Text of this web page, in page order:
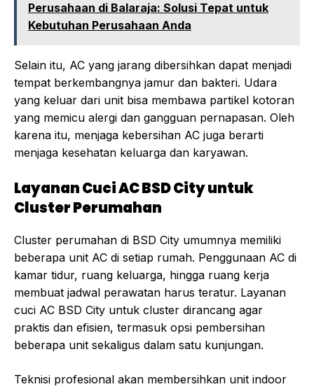
Perusahaan di Balaraja: Solusi Tepat untuk
Kebutuhan Perusahaan Anda
Selain itu, AC yang jarang dibersihkan dapat menjadi
tempat berkembangnya jamur dan bakteri. Udara
yang keluar dari unit bisa membawa partikel kotoran
yang memicu alergi dan gangguan pernapasan. Oleh
karena itu, menjaga kebersihan AC juga berarti
menjaga kesehatan keluarga dan karyawan.
Layanan Cuci AC BSD City untuk
Cluster Perumahan
Cluster perumahan di BSD City umumnya memiliki
beberapa unit AC di setiap rumah. Penggunaan AC di
kamar tidur, ruang keluarga, hingga ruang kerja
membuat jadwal perawatan harus teratur. Layanan
cuci AC BSD City untuk cluster dirancang agar
praktis dan efisien, termasuk opsi pembersihan
beberapa unit sekaligus dalam satu kunjungan.
Teknisi profesional akan membersihkan unit indoor